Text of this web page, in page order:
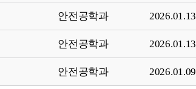
안전공학과 2026.01.13
안전공학과 2026.01.13
안전공학과 2026.01.09